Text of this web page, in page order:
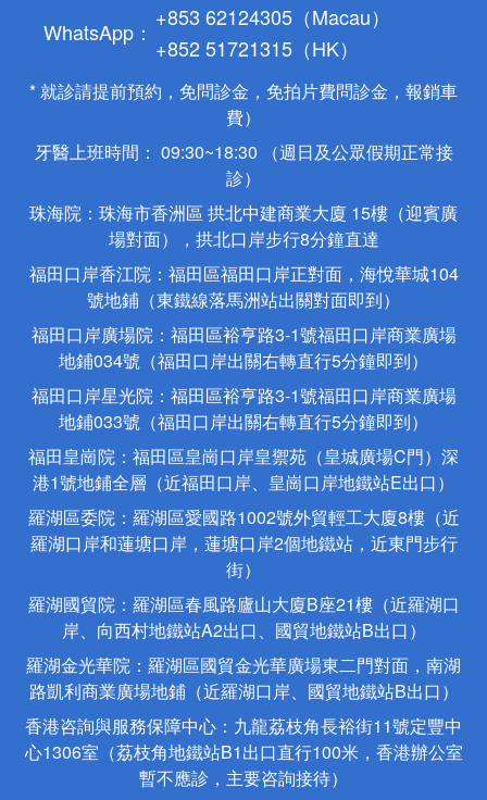
WhatsApp：
+853 62124305（Macau）
+852 51721315（HK）
* 就診請提前預約，免問診金，免拍片費問診金，報銷車
費）
牙醫上班時間： 09:30~18:30 （週日及公眾假期正常接
診）
珠海院：珠海市香洲區 拱北中建商業大廈 15樓（迎賓廣
場對面），拱北口岸步行8分鐘直達
福田口岸香江院：福田區福田口岸正對面，海悅華城104
號地鋪（東鐵線落馬洲站出關對面即到）
福田口岸廣場院：福田區裕亨路3-1號福田口岸商業廣場
地鋪034號（福田口岸出關右轉直行5分鐘即到）
福田口岸星光院：福田區裕亨路3-1號福田口岸商業廣場
地鋪033號（福田口岸出關右轉直行5分鐘即到）
福田皇崗院：福田區皇崗口岸皇禦苑（皇城廣場C門）深
港1號地鋪全層（近福田口岸、皇崗口岸地鐵站E出口）
羅湖區委院：羅湖區愛國路1002號外貿輕工大廈8樓（近
羅湖口岸和蓮塘口岸，蓮塘口岸2個地鐵站，近東門步行
街）
羅湖國貿院：羅湖區春風路廬山大廈B座21樓（近羅湖口
岸、向西村地鐵站A2出口、國貿地鐵站B出口）
羅湖金光華院：羅湖區國貿金光華廣場東二門對面，南湖
路凱利商業廣場地鋪（近羅湖口岸、國貿地鐵站B出口）
香港咨詢與服務保障中心：九龍荔枝角長裕街11號定豐中
心1306室（荔枝角地鐵站B1出口直行100米，香港辦公室
暫不應診，主要咨詢接待）